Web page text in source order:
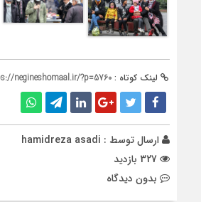
لینک کوتاه : negineshomaal.ir/?p=5760
ارسال توسط : hamidreza asadi
بدون دیدگاه